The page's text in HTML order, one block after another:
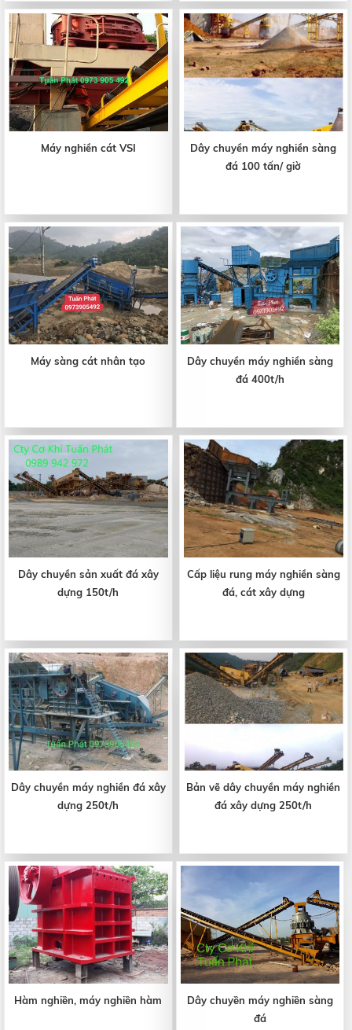
Máy nghiền cát VSI
Dây chuyền máy nghiền sàng
đá 100 tấn/ giờ
Máy sàng cát nhân tạo
Dây chuyền máy nghiền sàng
đá 400t/h
Dây chuyền sản xuất đá xây
dựng 150t/h
Cấp liệu rung máy nghiền sàng
đá, cát xây dựng
Dây chuyền máy nghiền đá xây
dựng 250t/h
Bản vẽ dây chuyền máy nghiền
đá xây dựng 250t/h
Hàm nghiền, máy nghiền hàm
Dây chuyền máy nghiền sàng
đá